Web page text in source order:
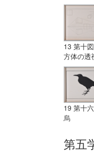
13 第十
方体の透
19 第十
烏
第五